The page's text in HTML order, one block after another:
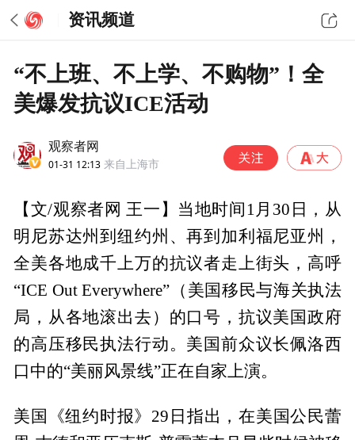
资讯频道
“不上班、不上学、不购物”！全
美爆发抗议ICE活动
观察者网
01-31 12:13 来自上海市
【文/观察者网 王一】当地时间1月30日，从
明尼苏达州到纽约州、再到加利福尼亚州，
全美各地成千上万的抗议者走上街头，高呼
“ICE Out Everywhere”（美国移民与海关执法
局，从各地滚出去）的口号，抗议美国政府
的高压移民执法行动。美国前众议长佩洛西
口中的“美丽风景线”正在自家上演。
美国《纽约时报》29日指出，在美国公民蕾